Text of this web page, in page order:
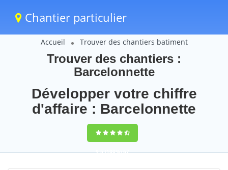
Chantier particulier
Accueil Trouver des chantiers batiment
Trouver des chantiers :
Barcelonnette
Développer votre chiffre
d'affaire : Barcelonnette
9,5(100%)67